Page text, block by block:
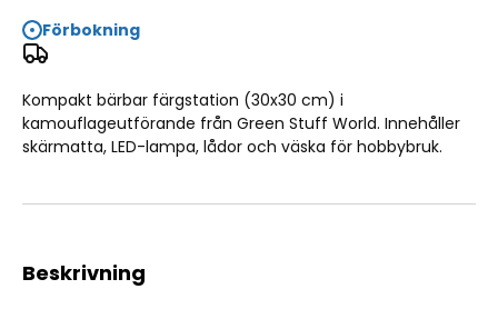
Förbokning
Kompakt bärbar färgstation (30x30 cm) i
kamouflageutförande från Green Stuff World. Innehåller
skärmatta, LED-lampa, lådor och väska för hobbybruk.
Miniature Portable Paint Station - Camouflage
Beskrivning